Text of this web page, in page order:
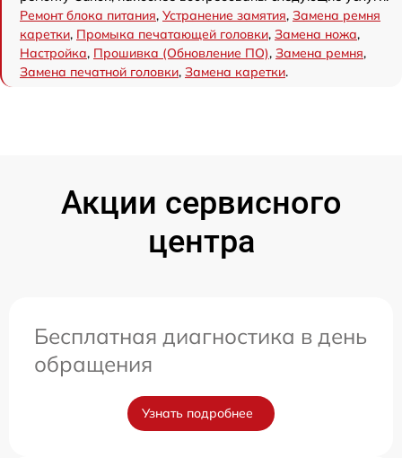
Ремонт блока питания, Устранение замятия, Замена ремня
каретки, Промыка печатающей головки, Замена ножа,
Настройка, Прошивка (Обновление ПО), Замена ремня,
Замена печатной головки, Замена каретки.
Акции сервисного
центра
Бесплатная диагностика в день
обращения
Узнать подробнее